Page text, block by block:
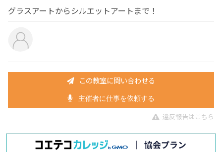
グラスアートからシルエットアートまで！
この教室に問い合わせる
主催者に仕事を依頼する
違反報告はこちら